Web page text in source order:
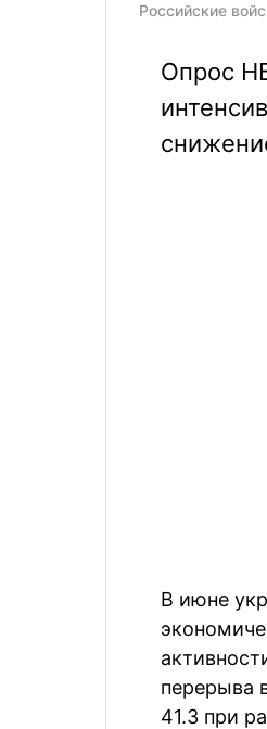
Российские
Опрос
В июне
перерыва
41.3 при